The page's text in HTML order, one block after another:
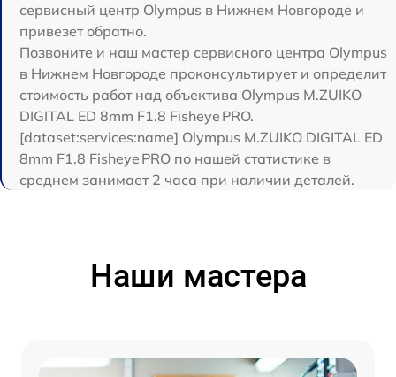
сервисный центр Olympus в Нижнем Новгороде и
привезет обратно.
Позвоните и наш мастер сервисного центра Olympus
в Нижнем Новгороде проконсультирует и определит
стоимость работ над объектива Olympus M.ZUIKO
DIGITAL ED 8mm F1.8 Fisheye PRO.
[dataset:services:name] Olympus M.ZUIKO DIGITAL ED
8mm F1.8 Fisheye PRO по нашей статистике в
среднем занимает 2 часа при наличии деталей.
Наши мастера